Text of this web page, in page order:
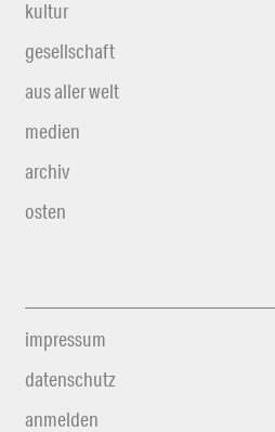
kultur
gesellschaft
aus aller welt
medien
archiv
osten
impressum
datenschutz
anmelden